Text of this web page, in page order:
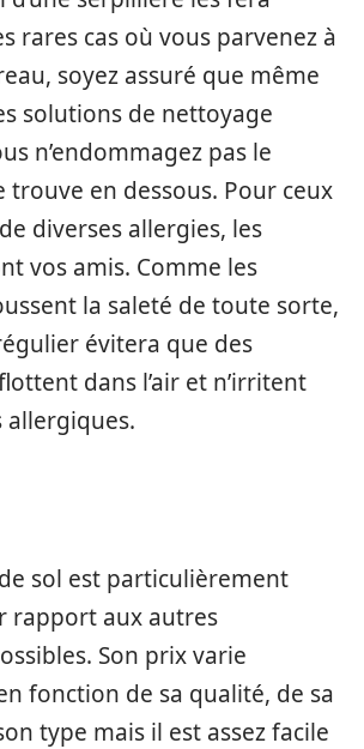
rares cas où vous parvenez à
soyez assuré que même
solutions de nettoyage
n’endommagez pas le
trouve en dessous. Pour ceux
diverses allergies, les
vos amis. Comme les
la saleté de toute sorte,
évitera que des
dans l’air et n’irritent
allergiques.
sol est particulièrement
rapport aux autres
Son prix varie
fonction de sa qualité, de sa
type mais il est assez facile